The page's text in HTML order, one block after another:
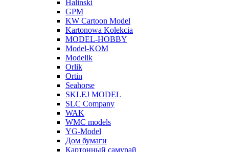
Halinski
GPM
KW Cartoon Model
Kartonowa Kolekcia
MODEL-HOBBY
Model-KOM
Modelik
Orlik
Ortin
Seahorse
SKLEJ MODEL
SLC Company
WAK
WMC models
YG-Model
Дом бумаги
Картонный самурай